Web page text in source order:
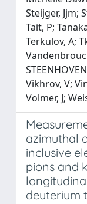
Steijger, Jjm;
Tait, P;
Terkulov, A;
Vikhrov, V;
Volmer, J;
azimuthal
inclusive
pions and
deuterium